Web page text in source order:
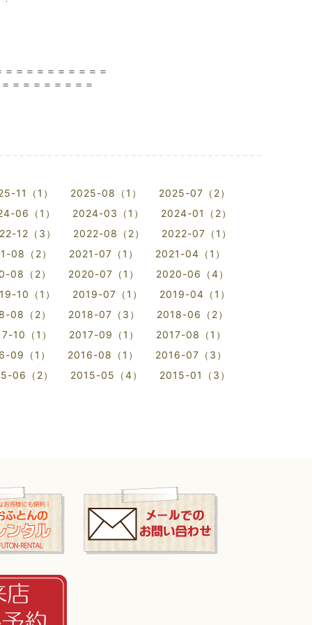
＝＝＝＝＝＝＝＝＝
＝＝＝＝＝＝＝＝
11（1） 2025-08（1）
2025-07（2）
06（1） 2024-03（1）
2024-01（2）
12（3） 2022-08（2）
2022-07（1）
08（2） 2021-07（1）
2021-04（1）
08（2） 2020-07（1）
2020-06（4）
10（1） 2019-07（1）
2019-04（1）
08（2） 2018-07（3）
2018-06（2）
10（1） 2017-09（1）
2017-08（1）
09（1） 2016-08（1）
2016-07（3）
06（2） 2015-05（4）
2015-01（3）